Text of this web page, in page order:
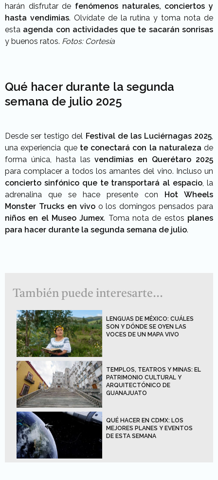
harán disfrutar de fenómenos naturales, conciertos y
hasta vendimias. Olvídate de la rutina y toma nota de
esta agenda con actividades que te sacarán sonrisas
y buenos ratos. Fotos: Cortesía
Qué hacer durante la segunda
semana de julio 2025
Desde ser testigo del Festival de las Luciérnagas 2025,
una experiencia que te conectará con la naturaleza de
forma única, hasta lasvendimias en Querétaro 2025
para complacer a todos los amantes del vino. Incluso un
concierto sinfónico que te transportará al espacio, la
adrenalina que se hace presente con
Hot Wheels
Monster Trucks en vivoo los domingos pensados para
niños en el Museo Jumex. Toma nota de estos planes
para hacer durante la segunda semana de julio.
También puede interesarte...
LENGUAS DE MÉXICO: CUÁLES
SON Y DÓNDE SE OYEN LAS
VOCES DE UN MAPA VIVO
TEMPLOS, TEATROS Y MINAS: EL
PATRIMONIO CULTURAL Y
ARQUITECTÓNICO DE
GUANAJUATO
QUÉ HACER EN CDMX: LOS
MEJORES PLANES Y EVENTOS
DE ESTA SEMANA